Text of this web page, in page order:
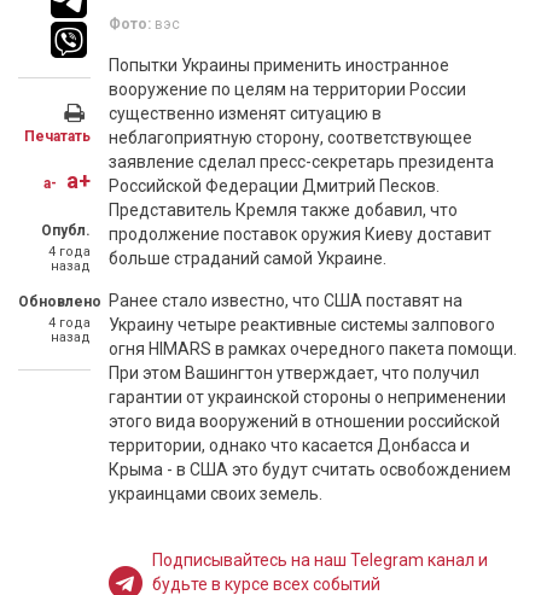
Печатать
a- a+
Опубл.
4 года
назад
Обновлено
4 года
назад
Фото: вэс
Попытки Украины применить иностранное
вооружение по целям на территории России
существенно изменят ситуацию в
неблагоприятную сторону, соответствующее
заявление сделал пресс-секретарь президента
Российской Федерации Дмитрий Песков.
Представитель Кремля также добавил, что
продолжение поставок оружия Киеву доставит
больше страданий самой Украине.
Ранее стало известно, что США поставят на
Украину четыре реактивные системы залпового
огня HIMARS в рамках очередного пакета помощи.
При этом Вашингтон утверждает, что получил
гарантии от украинской стороны о неприменении
этого вида вооружений в отношении российской
территории, однако что касается Донбасса и
Крыма - в США это будут считать освобождением
украинцами своих земель.
Подписывайтесь на наш Telegram канал и
будьте в курсе всех событий